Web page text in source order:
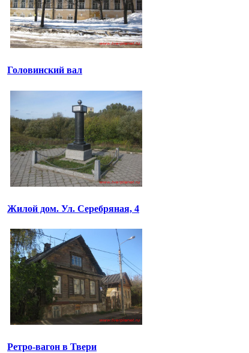
Головинский вал
Жилой дом. Ул. Серебряная, 4
Ретро-вагон в Твери